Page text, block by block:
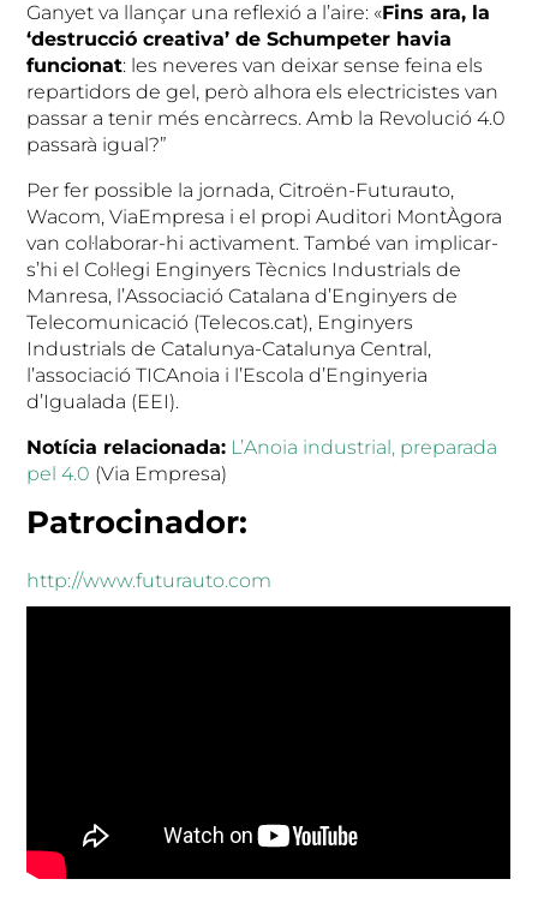
Ganyet va llançar una reflexió a l’aire: «Fins ara, la
‘destrucció creativa’ de Schumpeter havia
funcionat: les neveres van deixar sense feina els
repartidors de gel, però alhora els electricistes van
passar a tenir més encàrrecs. Amb la Revolució 4.0
passarà igual?”
Per fer possible la jornada, Citroën-Futurauto,
Wacom, ViaEmpresa i el propi Auditori MontÀgora
van col·laborar-hi activament. També van implicar-
s’hi el Col·legi Enginyers Tècnics Industrials de
Manresa, l’Associació Catalana d’Enginyers de
Telecomunicació (Telecos.cat), Enginyers
Industrials de Catalunya-Catalunya Central,
l’associació TICAnoia i l’Escola d’Enginyeria
d’Igualada (EEI).
Notícia relacionada: L’Anoia industrial, preparada
pel 4.0 (Via Empresa)
Patrocinador:
http://www.futurauto.com